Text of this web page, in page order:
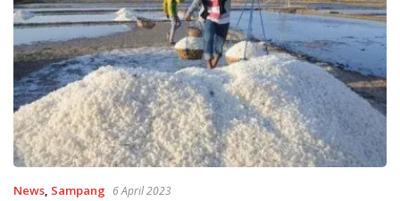
News, Sampang 6 April 2023